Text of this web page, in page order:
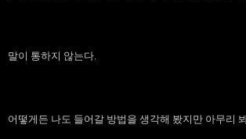
말이 통하지 않는다.
어떻게든 나도 들어갈 방법을 생각해 봤지만 아무리